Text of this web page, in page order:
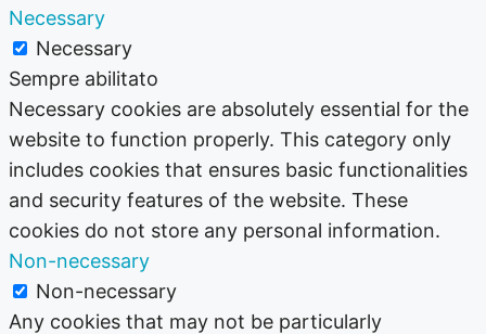
Necessary
Necessary
Sempre abilitato
Necessary cookies are absolutely essential for the
website to function properly. This category only
includes cookies that ensures basic functionalities
and security features of the website. These
cookies do not store any personal information.
Non-necessary
Non-necessary
Any cookies that may not be particularly